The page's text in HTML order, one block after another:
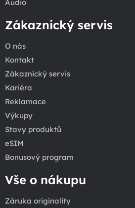
Audio
Zákaznický servis
O nás
Kontakt
Zákaznický servis
Kariéra
Reklamace
Výkupy
Stavy produktů
eSIM
Bonusový program
Vše o nákupu
Záruka originality